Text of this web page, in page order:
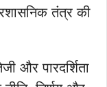
तंत्र की
और पारदर्शिता